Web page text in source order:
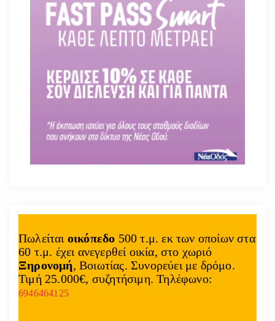
Πωλείται οικόπεδο 500 τ.μ. εκ των οποίων στα
60 τ.μ. έχει ανεγερθεί οικία, στο χωριό
Ξηρονομή, Βοιωτίας. Συνορεύει με δρόμο.
Τιμή 25.000€, συζητήσιμη. Τηλέφωνο:
6946464125